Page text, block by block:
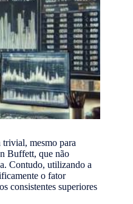
trivial, mesmo para
Buffett, que não
Contudo, utilizando a
o fator
consistentes superiores